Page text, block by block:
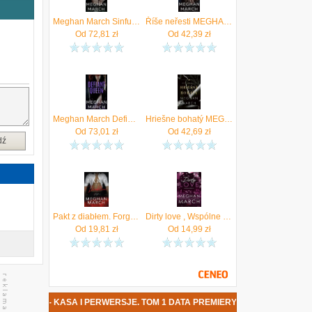
Meghan March Sinful Empire
Od 72,81 zł
Říše neřesti MEGHAN MARCH
Od 42,39 zł
Meghan March Defiant Queen
Od 73,01 zł
Hriešne bohatý MEGHAN MARCH
Od 42,69 zł
Pakt z diabłem. Forge [Meghan March]
Od 19,81 zł
Dirty love , Wspólne grzeszki Tom 2 mobi,epub,pdf Meghan March
Od 14,99 zł
MARCH - KASA I PERWERSJE. TOM 1 DATA PREMIERY